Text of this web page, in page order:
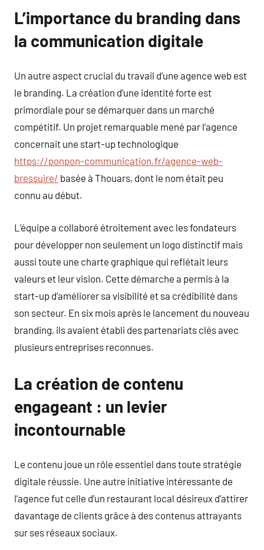
L’importance du branding dans
la communication digitale
Un autre aspect crucial du travail d’une agence web est
le branding. La création d’une identité forte est
primordiale pour se démarquer dans un marché
compétitif. Un projet remarquable mené par l’agence
concernait une start-up technologique
https://ponpon-communication.fr/agence-web-
bressuire/ basée à Thouars, dont le nom était peu
connu au début.
L’équipe a collaboré étroitement avec les fondateurs
pour développer non seulement un logo distinctif mais
aussi toute une charte graphique qui reflétait leurs
valeurs et leur vision. Cette démarche a permis à la
start-up d’améliorer sa visibilité et sa crédibilité dans
son secteur. En six mois après le lancement du nouveau
branding, ils avaient établi des partenariats clés avec
plusieurs entreprises reconnues.
La création de contenu
engageant : un levier
incontournable
Le contenu joue un rôle essentiel dans toute stratégie
digitale réussie. Une autre initiative intéressante de
l’agence fut celle d’un restaurant local désireux d’attirer
davantage de clients grâce à des contenus attrayants
sur ses réseaux sociaux.